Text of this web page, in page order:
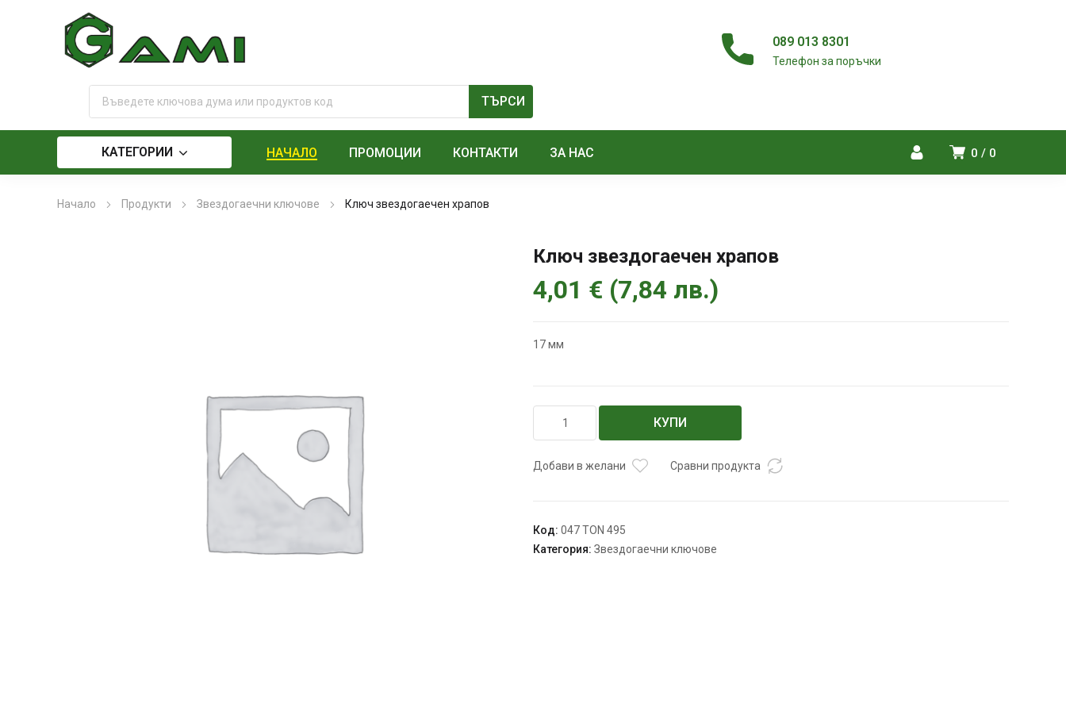
089 013 8301
Телефон за поръчки
0 0
КАТЕГОРИИ НАЧАЛО ПРОМОЦИИ КОНТАКТИ ЗА НАС
Начало Продукти Звездогаечни ключове Ключ звездогаечен храпов
Ключ звездогаечен храпов
4,01 € (7,84 лв.)
17 мм
звездогаечен
КУПИ
Добави в желани Сравни продукта
Код: 047 TON 495
Категория: Звездогаечни ключове